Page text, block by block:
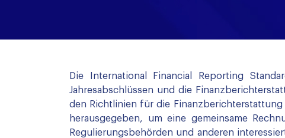
Die International Financial Reporting
Jahresabschlüssen und die
den Richtlinien für die Finanzberichterstattung
herausgegeben, um eine gemeinsame
Regulierungsbehörden und anderen